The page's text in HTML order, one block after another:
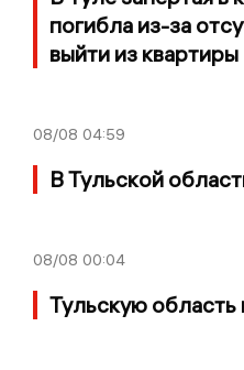
погибла из-за
выйти из квартиры
08/08 04:59
В Тульской
08/08 00:04
Тульскую область